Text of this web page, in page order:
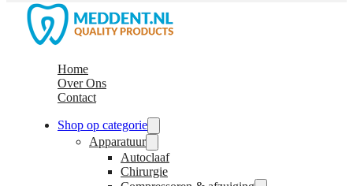
Home
Over Ons
Contact
Shop op categorie
Apparatuur
Autoclaaf
Chirurgie